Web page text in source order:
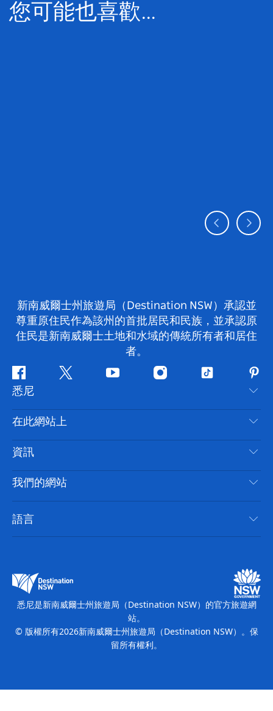
您可能也喜歡…
新南威爾士州旅遊局（Destination NSW）承認並
尊重原住民作為該州的首批居民和民族，並承認原
住民是新南威爾士土地和水域的傳統所有者和居住
者。
Facebook嘰
喳
喳
Youtube Instagram抖
悉尼
聯絡我們
免責聲明
隱私
Cookie 通知
在此網站上
目的地
要做的事情
新南威爾斯州公路旅行
活動
住宿
資訊
旅行資訊
無障礙悉尼
列出您的業務
我們的網站
新南威爾士州旅遊局（Destination NSW）媒體中心
繽紛悉尼燈光音樂節
語言
悉尼是新南威爾士州旅遊局（Destination NSW）的官方旅遊網
站。
© 版權所有2026新南威爾士州旅遊局（Destination NSW）。保
留所有權利。